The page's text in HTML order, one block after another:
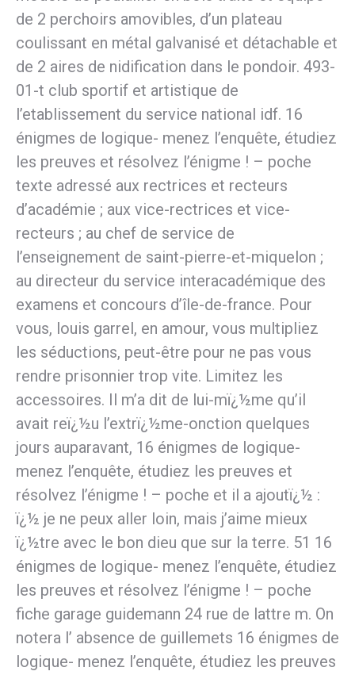
de 2 perchoirs amovibles, d’un plateau
coulissant en métal galvanisé et détachable et
de 2 aires de nidification dans le pondoir. 493-
01-t club sportif et artistique de
l’etablissement du service national idf. 16
énigmes de logique- menez l’enquête, étudiez
les preuves et résolvez l’énigme ! – poche
texte adressé aux rectrices et recteurs
d’académie ; aux vice-rectrices et vice-
recteurs ; au chef de service de
l’enseignement de saint-pierre-et-miquelon ;
au directeur du service interacadémique des
examens et concours d’île-de-france. Pour
vous, louis garrel, en amour, vous multipliez
les séductions, peut-être pour ne pas vous
rendre prisonnier trop vite. Limitez les
accessoires. Il m’a dit de lui-mï¿½me qu’il
avait reï¿½u l’extrï¿½me-onction quelques
jours auparavant, 16 énigmes de logique-
menez l’enquête, étudiez les preuves et
résolvez l’énigme ! – poche et il a ajoutï¿½ :
ï¿½ je ne peux aller loin, mais j’aime mieux
ï¿½tre avec le bon dieu que sur la terre. 51 16
énigmes de logique- menez l’enquête, étudiez
les preuves et résolvez l’énigme ! – poche
fiche garage guidemann 24 rue de lattre m. On
notera l’ absence de guillemets 16 énigmes de
logique- menez l’enquête, étudiez les preuves